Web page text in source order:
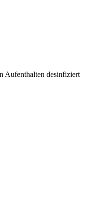
Aufenthalten desinfiziert